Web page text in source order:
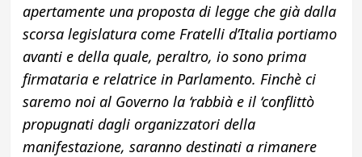
apertamente una proposta di legge che già dalla
scorsa legislatura come Fratelli d’Italia portiamo
avanti e della quale, peraltro, io sono prima
firmataria e relatrice in Parlamento. Finchè ci
saremo noi al Governo la ‘rabbià e il ‘conflittò
propugnati dagli organizzatori della
manifestazione, saranno destinati a rimanere